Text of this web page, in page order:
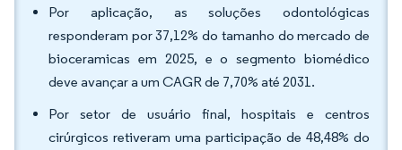
Por aplicação, as soluções odontológicas
responderam por 37,12% do tamanho do mercado de
bioceramicas em 2025, e o segmento biomédico
deve avançar a um CAGR de 7,70% até 2031.
Por setor de usuário final, hospitais e centros
cirúrgicos retiveram uma participação de 48,48% do